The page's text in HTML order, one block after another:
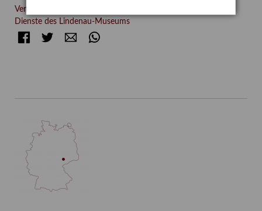
Verschenkt, verkauft, vergessen? – Kunstdetektivinnen im
Dienste des Lindenau-Museums
FacebookTwitter E-mail